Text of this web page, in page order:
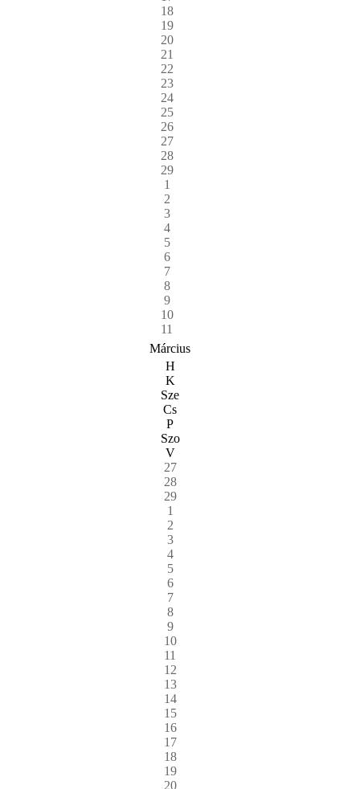
18
19
20
21
22
23
24
25
26
27
28
29
1
2
3
4
5
6
7
8
9
10
11
Március
H
K
Sze
Cs
P
Szo
V
27
28
29
1
2
3
4
5
6
7
8
9
10
11
12
13
14
15
16
17
18
19
20